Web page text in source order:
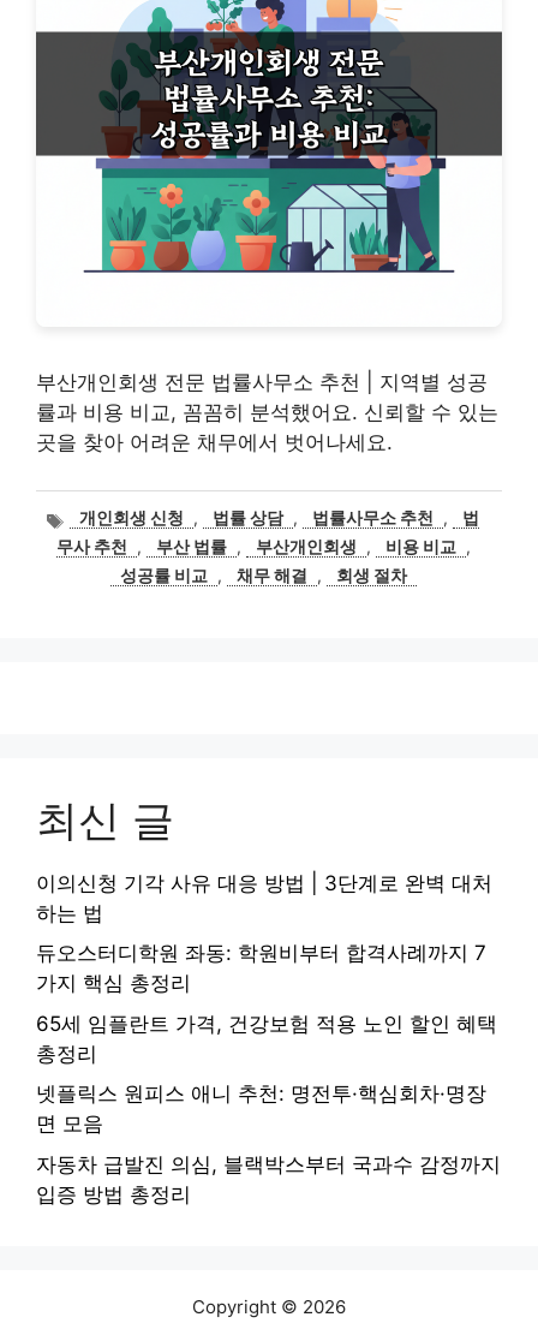
부산개인회생 전문 법률사무소 추천 | 지역별 성공
률과 비용 비교, 꼼꼼히 분석했어요. 신뢰할 수 있는
곳을 찾아 어려운 채무에서 벗어나세요.
태
그
개인회생 신청 , 법률 상담 , 법률사무소 추천 ,
법
무사 추천
, 부산 법률 , 부산개인회생 , 비용 비교
,
성공률 비교
, 채무 해결 , 회생 절차
최신 글
이의신청 기각 사유 대응 방법 | 3단계로 완벽 대처
하는 법
듀오스터디학원 좌동: 학원비부터 합격사례까지 7
가지 핵심 총정리
65세 임플란트 가격, 건강보험 적용 노인 할인 혜택
총정리
넷플릭스 원피스 애니 추천: 명전투·핵심회차·명장
면 모음
자동차 급발진 의심, 블랙박스부터 국과수 감정까지
입증 방법 총정리
Copyright © 2026